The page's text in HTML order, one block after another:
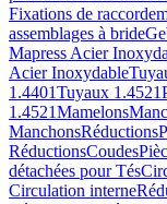
Fixations de
assemblages à bride
Mapress Acier
Acier Inoxydable
1.4401Tuyaux 1.4521
1.4521Mamelons
ManchonsRéductions
RéductionsCoudes
détachées pour Tés
Circulation interne